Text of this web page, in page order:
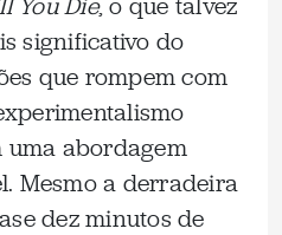
significativo do
que rompem com
abordagem
Mesmo a derradeira
dez minutos de